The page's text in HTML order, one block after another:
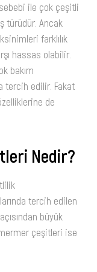
ile çok çeşitli
türüdür. Ancak
farklılık
hassas olabilir.
bakım
tercih edilir. Fakat
de
Nedir?
tercih edilen
büyük
mermer çeşitleri ise